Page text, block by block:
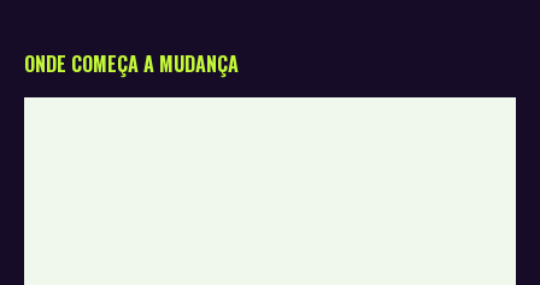
ONDE COMEÇA A MUDANÇA